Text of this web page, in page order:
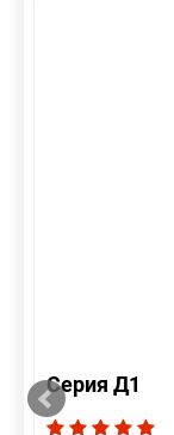
Серия Д1